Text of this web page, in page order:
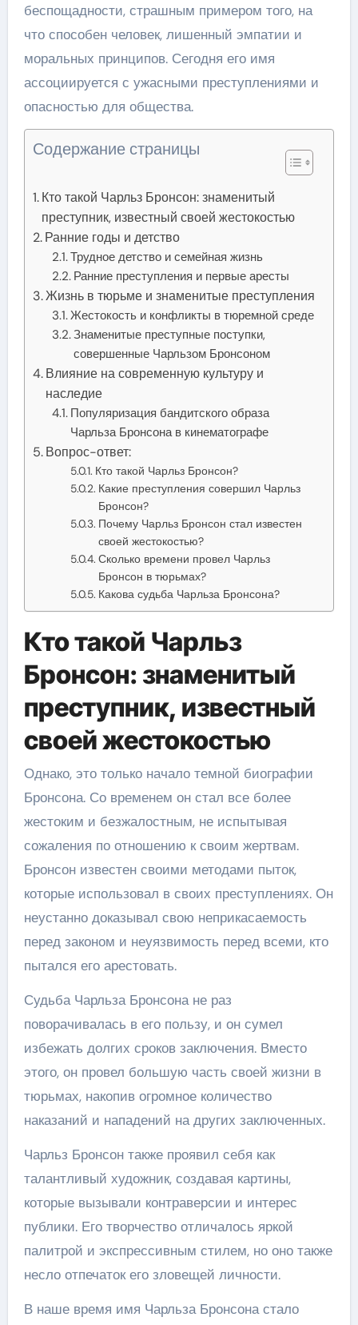
беспощадности, страшным примером того, на
что способен человек, лишенный эмпатии и
моральных принципов. Сегодня его имя
ассоциируется с ужасными преступлениями и
опасностью для общества.
Содержание страницы
Кто такой Чарльз Бронсон: знаменитый
преступник, известный своей жестокостью
Ранние годы и детство
Трудное детство и семейная жизнь
Ранние преступления и первые аресты
Жизнь в тюрьме и знаменитые преступления
Жестокость и конфликты в тюремной среде
Знаменитые преступные поступки,
совершенные Чарльзом Бронсоном
Влияние на современную культуру и
наследие
Популяризация бандитского образа
Чарльза Бронсона в кинематографе
Вопрос-ответ:
Кто такой Чарльз Бронсон?
Какие преступления совершил Чарльз
Бронсон?
Почему Чарльз Бронсон стал известен
своей жестокостью?
Сколько времени провел Чарльз
Бронсон в тюрьмах?
Какова судьба Чарльза Бронсона?
Кто такой Чарльз
Бронсон: знаменитый
преступник, известный
своей жестокостью
Однако, это только начало темной биографии
Бронсона. Со временем он стал все более
жестоким и безжалостным, не испытывая
сожаления по отношению к своим жертвам.
Бронсон известен своими методами пыток,
которые использовал в своих преступлениях. Он
неустанно доказывал свою неприкасаемость
перед законом и неуязвимость перед всеми, кто
пытался его арестовать.
Судьба Чарльза Бронсона не раз
поворачивалась в его пользу, и он сумел
избежать долгих сроков заключения. Вместо
этого, он провел большую часть своей жизни в
тюрьмах, накопив огромное количество
наказаний и нападений на других заключенных.
Чарльз Бронсон также проявил себя как
талантливый художник, создавая картины,
которые вызывали контраверсии и интерес
публики. Его творчество отличалось яркой
палитрой и экспрессивным стилем, но оно также
несло отпечаток его зловещей личности.
В наше время имя Чарльза Бронсона стало